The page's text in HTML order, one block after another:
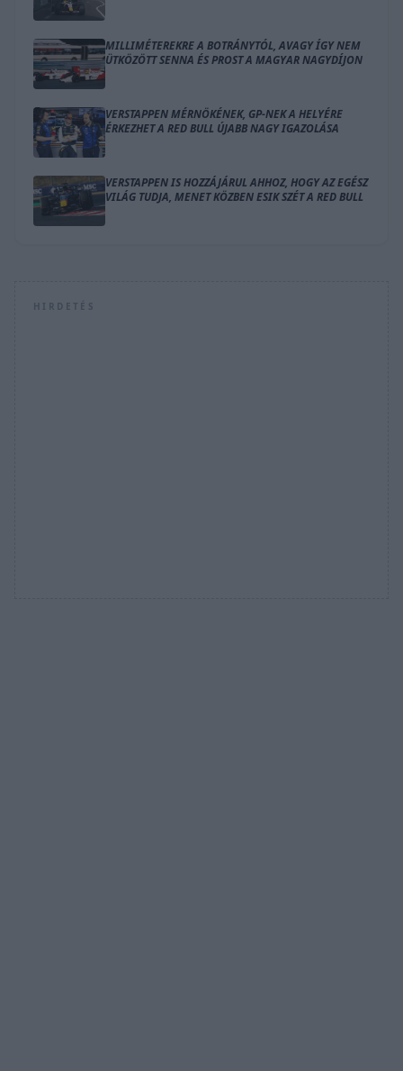
MILLIMÉTEREKRE A BOTRÁNYTÓL, AVAGY ÍGY NEM
ÜTKÖZÖTT SENNA ÉS PROST A MAGYAR NAGYDÍJON
VERSTAPPEN MÉRNÖKÉNEK, GP-NEK A HELYÉRE
ÉRKEZHET A RED BULL ÚJABB NAGY IGAZOLÁSA
VERSTAPPEN IS HOZZÁJÁRUL AHHOZ, HOGY AZ EGÉSZ
VILÁG TUDJA, MENET KÖZBEN ESIK SZÉT A RED BULL
HIRDETÉS